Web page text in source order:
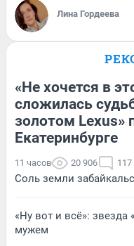
Лина Гордеева
«Не хочется в
сложилась
золотом Lexus»
Екатеринбурге
11 часов 20 906 117
Соль земли
«Ну вот и всё»:
мужем